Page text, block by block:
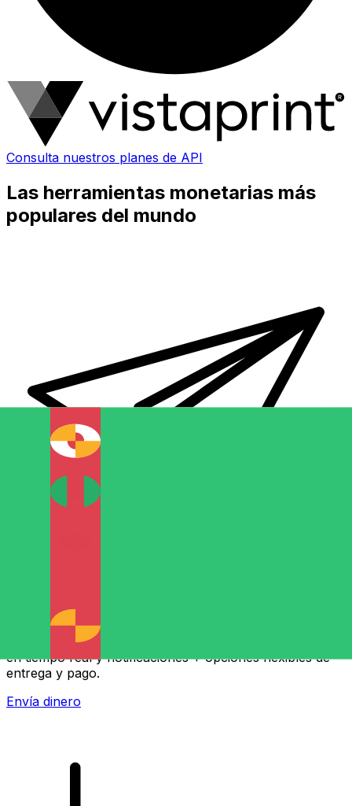
Consulta nuestros planes de API
Las herramientas monetarias más
populares del mundo
Transferencia Internacional de Dinero Xe
Envía dinero online rápido, seguro y fácil. Seguimiento
en tiempo real y notificaciones + opciones flexibles de
entrega y pago.
Envía dinero